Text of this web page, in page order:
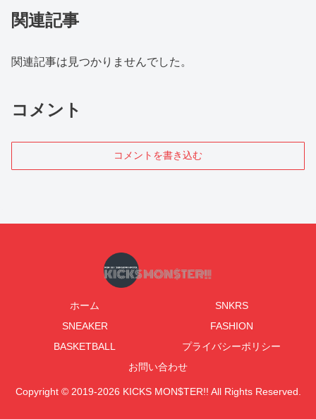
関連記事
関連記事は見つかりませんでした。
コメント
コメントを書き込む
ホーム
SNKRS
SNEAKER
FASHION
BASKETBALL
プライバシーポリシー
お問い合わせ
Copyright © 2019-2026 KICKS MON$TER!! All Rights Reserved.